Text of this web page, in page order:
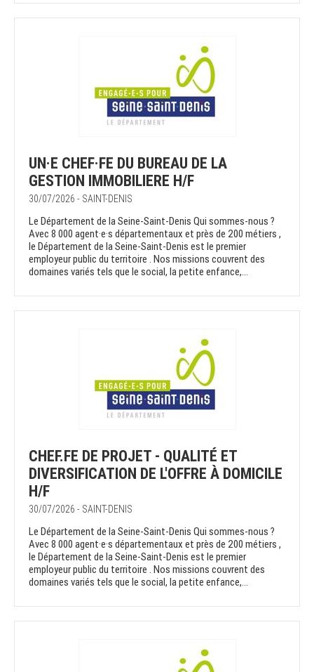
UN·E CHEF·FE DU BUREAU DE LA
GESTION IMMOBILIERE H/F
30/07/2026 - SAINT-DENIS
Le Département de la Seine-Saint-Denis Qui sommes-nous ?
Avec 8 000 agent·e·s départementaux et près de 200 métiers ,
le Département de la Seine-Saint-Denis est le premier
employeur public du territoire . Nos missions couvrent des
domaines variés tels que le social, la petite enfance,...
CHEF.FE DE PROJET - QUALITÉ ET
DIVERSIFICATION DE L'OFFRE À DOMICILE
H/F
30/07/2026 - SAINT-DENIS
Le Département de la Seine-Saint-Denis Qui sommes-nous ?
Avec 8 000 agent·e·s départementaux et près de 200 métiers ,
le Département de la Seine-Saint-Denis est le premier
employeur public du territoire . Nos missions couvrent des
domaines variés tels que le social, la petite enfance,...